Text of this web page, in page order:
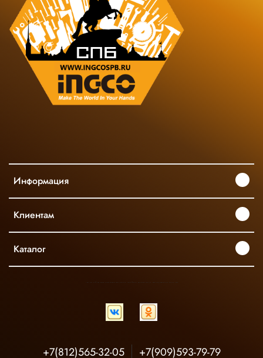
Информация
Клиентам
Каталог
+7(812)565-32-05 +7(909)593-79-79